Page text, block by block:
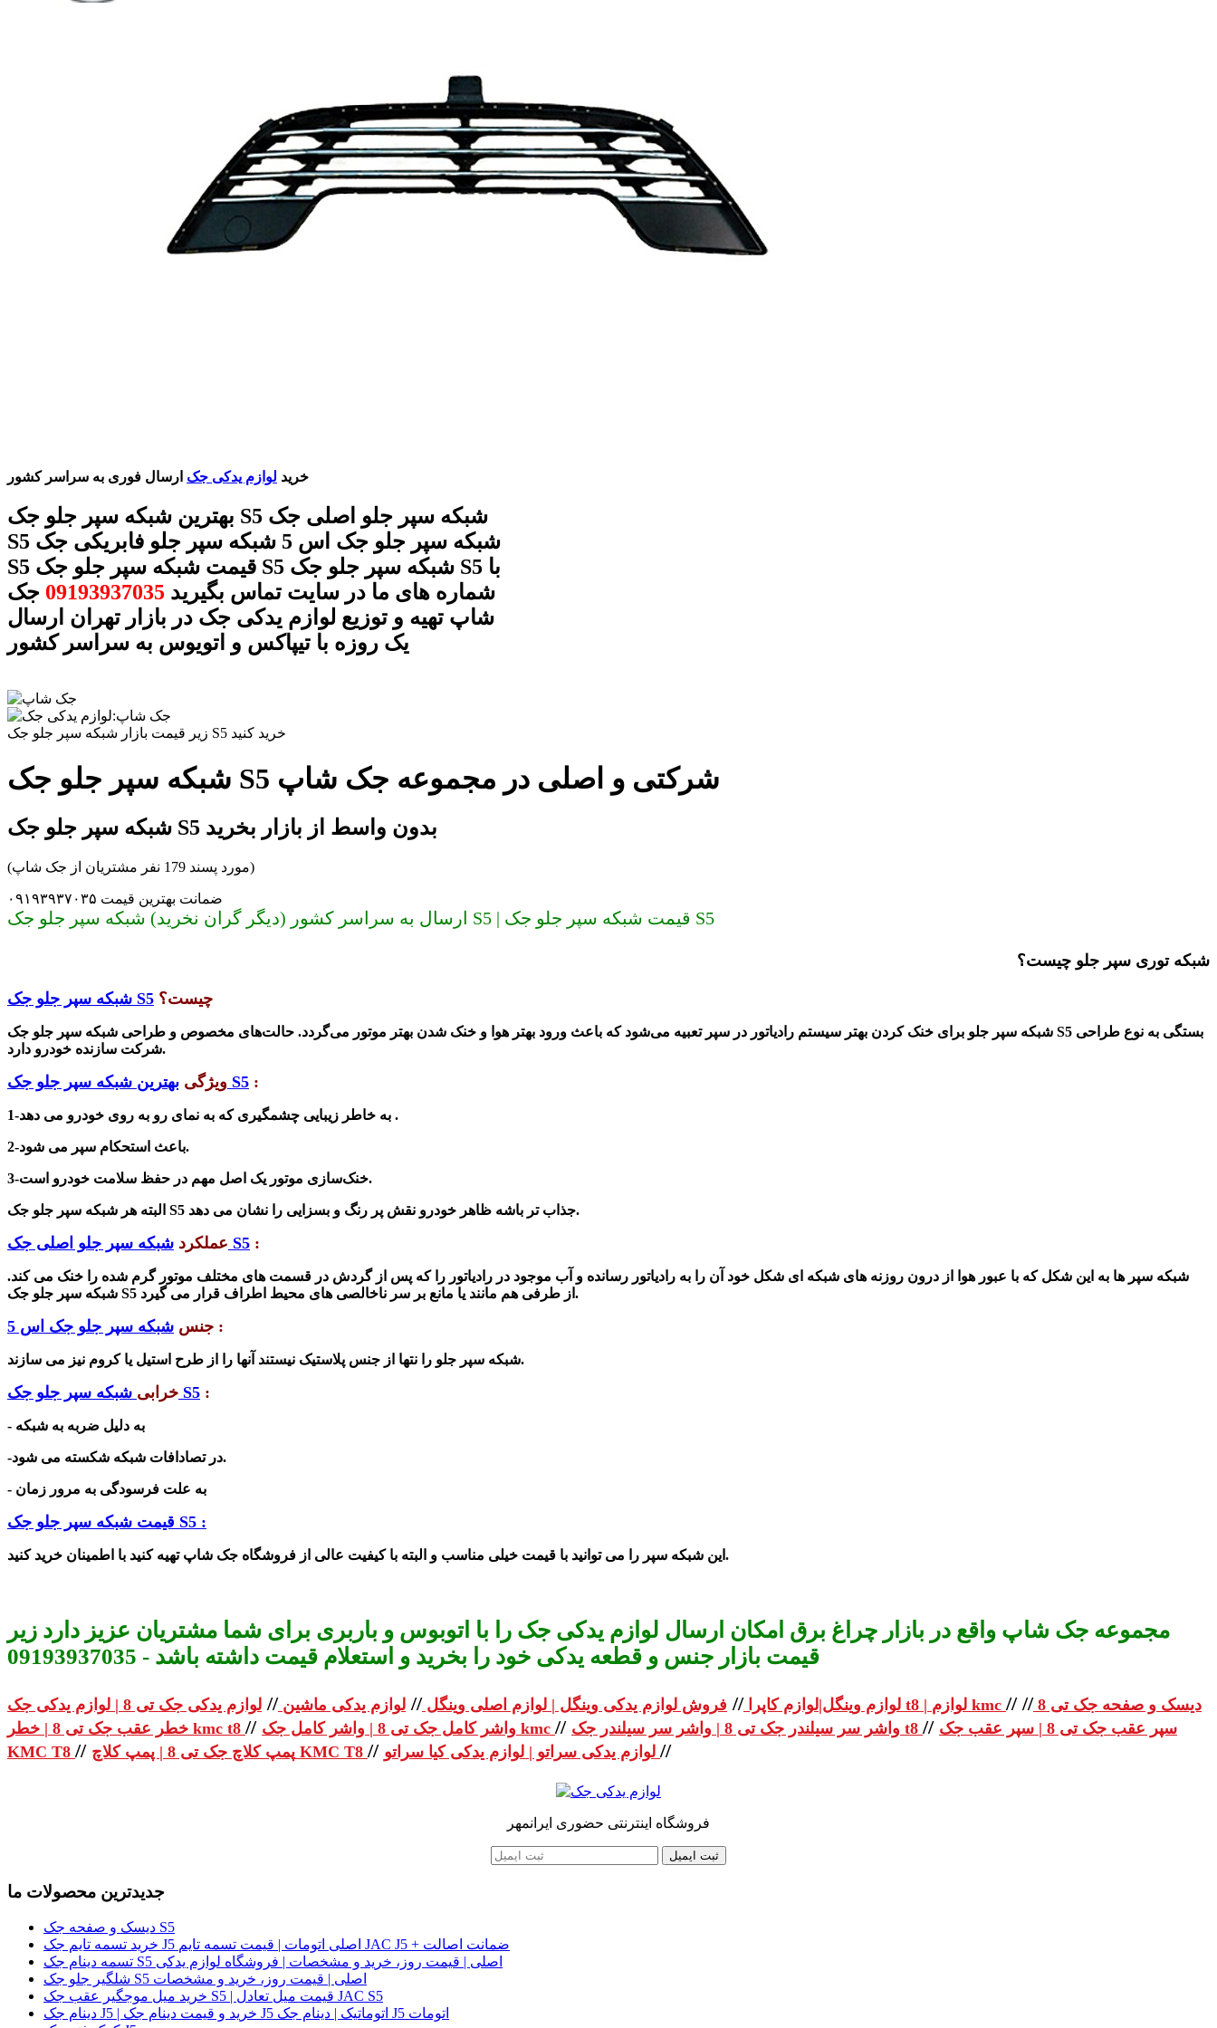
خرید لوازم یدکی جک ارسال فوری به سراسر کشور
بهترین شبکه سپر جلو جک S5 شبکه سپر جلو اصلی جک
S5 شبکه سپر جلو جک اس 5 شبکه سپر جلو فابریکی جک
S5 قیمت شبکه سپر جلو جک S5 شبکه سپر جلو جک S5 با
شماره های ما در سایت تماس بگیرید 09193937035 جک
شاپ تهیه و توزیع لوازم یدکی جک در بازار تهران ارسال
یک روزه با تیپاکس و اتویوس به سراسر کشور
زیر قیمت بازار شبکه سپر جلو جک S5 خرید کنید
شبکه سپر جلو جک S5 شرکتی و اصلی در مجموعه جک شاپ
شبکه سپر جلو جک S5 بدون واسط از بازار بخرید
(مورد پسند 179 نفر مشتریان از جک شاپ)
ضمانت بهترین قیمت ۰۹۱۹۳۹۳۷۰۳۵
ارسال به سراسر کشور (دیگر گران نخرید) شبکه سپر جلو جک S5 | قیمت شبکه سپر جلو جک S5
شبکه توری سپر جلو چیست؟
شبکه سپر جلو جک S5 چیست؟
شبکه سپر جلو برای خنک کردن بهتر سیستم رادیاتور در سپر‌ تعبیه می‌شود که باعث ورود بهتر هوا و خنک شدن بهتر موتور می‌گردد. حالت‌های مخصوص و طراحی شبکه سپر جلو جک S5
شرکت سازنده خودرو دارد.
ویژگی بهترین شبکه سپر جلو جک S5 :
1- به خاطر زیبایی چشمگیری که به نمای رو به روی خودرو می دهد .
2-باعث استحکام سپر می شود.
3-خنک‌سازی موتور یک اصل مهم در حفظ سلامت خودرو است.
البته هر شبکه سپر جلو جک S5 جذاب تر باشه ظاهر خودرو نقش پر رنگ و بسزایی را نشان می دهد.
عملکرد شبکه سپر جلو اصلی جک S5 :
شبکه سپر ها به این شکل که با عبور هوا از درون روزنه های شبکه ای شکل خود آن را به رادیاتور رسانده و آب موجود در رادیاتور را که پس از گردش در قسمت های مختلف موتور گرم شده را خنک می کند.
شبکه سپر جلو جک S5
از طرفی هم مانند یا مانع بر سر ناخالصی های محیط اطراف قرار می گیرد.
جنس شبکه سپر جلو جک اس 5 :
شبکه سپر جلورا نتها از جنس پلاستیک نیستند آنها را از طرح استیل یا کروم نیز می سازند.
خرابی شبکه سپر جلو جک S5 :
- به دلیل ضربه به شبکه
-در تصادافات شبکه شکسته می شود.
- به علت فرسودگی به مرور زمان
قیمت شبکه سپر جلو جک S5 :
این شبکه سپر را می توانید با قیمت خیلی مناسب و البته با کیفیت عالی از فروشگاه جک شاپ تهیه کنید با اطمینان خرید کنید.
مجموعه جک شاپ واقع در بازار چراغ برق امکان ارسال لوازم یدکی جک را با اتوبوس و باربری برای شما مشتریان عزیز دارد زیر
قیمت بازار جنس و قطعه یدکی خود را بخرید و استعلام قیمت داشته باشد - 09193937035
لوازم وینگل|لوازم کاپرا// فروش لوازم یدکی وینگل | لوازم اصلی وینگل// لوازم یدکی ماشین// لوازم یدکی جک تی 8 | لوازم یدکی جک t8 | لوازم kmc // دیسک و صفحه جک تی 8 //
خطر عقب جک تی 8 | خطر kmc t8 // واشر کامل جک تی 8 | واشر کامل جک kmc // واشر سر سیلندر جک تی 8 | واشر سر سیلندر جک t8 // سپر عقب جک تی 8 | سپر عقب جک
KMC T8 // پمپ کلاچ جک تی 8 | پمپ کلاچ KMC T8 // //
فروشگاه اینترنتی حضوری ایرانمهر
ثبت ایمیل
جدیدترین محصولات ما
دیسک و صفحه جک S5
خرید تسمه تایم جک J5 اصلی اتومات | قیمت تسمه تایم JAC J5 + ضمانت اصالت
تسمه دینام جک S5 اصلی | قیمت روز، خرید و مشخصات | فروشگاه لوازم یدکی
شلگیر جلو جک S5 اصلی | قیمت روز، خرید و مشخصات
خرید میل موجگیر عقب جک S5 | قیمت میل تعادل JAC S5
دینام جک J5 | خرید و قیمت دینام جک J5 اتوماتیک | دینام جک J5 اتومات